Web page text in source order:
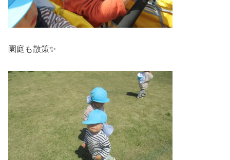
園庭も散策✨